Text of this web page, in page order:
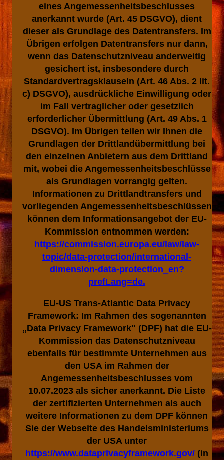
eines Angemessenheitsbeschlusses
anerkannt wurde (Art. 45 DSGVO), dient
dieser als Grundlage des Datentransfers. Im
Übrigen erfolgen Datentransfers nur dann,
wenn das Datenschutzniveau anderweitig
gesichert ist, insbesondere durch
Standardvertragsklauseln (Art. 46 Abs. 2 lit.
c) DSGVO), ausdrückliche Einwilligung oder
im Fall vertraglicher oder gesetzlich
erforderlicher Übermittlung (Art. 49 Abs. 1
DSGVO). Im Übrigen teilen wir Ihnen die
Grundlagen der Drittlandübermittlung bei
den einzelnen Anbietern aus dem Drittland
mit, wobei die Angemessenheitsbeschlüsse
als Grundlagen vorrangig gelten.
Informationen zu Drittlandtransfers und
vorliegenden Angemessenheitsbeschlüssen
können dem Informationsangebot der EU-
Kommission entnommen werden:
https://commission.europa.eu/law/law-
topic/data-protection/international-
dimension-data-protection_en?
prefLang=de.
EU-US Trans-Atlantic Data Privacy
Framework: Im Rahmen des sogenannten
„Data Privacy Framework" (DPF) hat die EU-
Kommission das Datenschutzniveau
ebenfalls für bestimmte Unternehmen aus
den USA im Rahmen der
Angemessenheitsbeschlusses vom
10.07.2023 als sicher anerkannt. Die Liste
der zertifizierten Unternehmen als auch
weitere Informationen zu dem DPF können
Sie der Webseite des Handelsministeriums
der USA unter
https://www.dataprivacyframework.gov/ (in